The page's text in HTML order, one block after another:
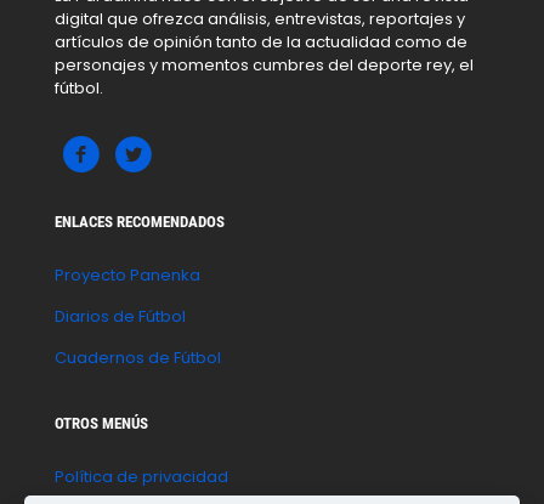
digital que ofrezca análisis, entrevistas, reportajes y
artículos de opinión tanto de la actualidad como de
personajes y momentos cumbres del deporte rey, el
fútbol.
ENLACES RECOMENDADOS
Proyecto Panenka
Diarios de Fútbol
Cuadernos de Fútbol
OTROS MENÚS
Política de privacidad